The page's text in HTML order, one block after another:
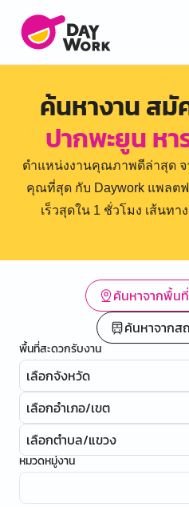
ค้นหางาน สมั
ปากพะยูน หา
ตำแหน่งงานคุณภาพดีล่าสุด
คุณที่สุด กับ Daywork แพลต
เร็วสุดใน 1 ชั่วโมง เส้นท
ค้นหาจากพื้น
ค้นหาจากส
พื้นที่สะดวกรับงาน
เลือกจังหวัด
เลือกอำเภอ/เขต
เลือกตำบล/แขวง
หมวดหมู่งาน